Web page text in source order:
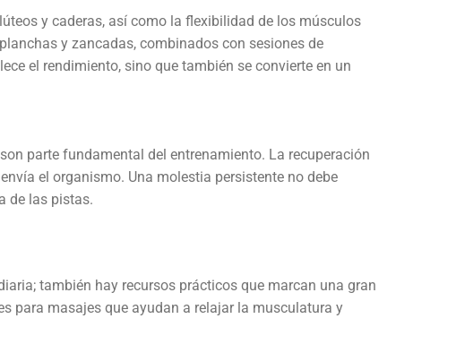
y caderas, así como la flexibilidad de los músculos
y zancadas, combinados con sesiones de
el rendimiento, sino que también se convierte en un
parte fundamental del entrenamiento. La recuperación
el organismo. Una molestia persistente no debe
de las pistas.
también hay recursos prácticos que marcan una gran
para masajes que ayudan a relajar la musculatura y